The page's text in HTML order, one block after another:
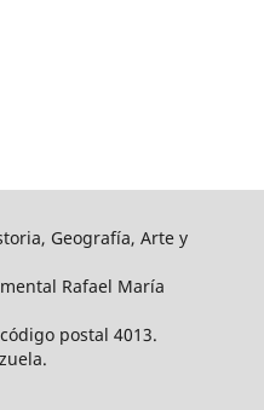
Geografía, Arte y
Rafael María
postal 4013.